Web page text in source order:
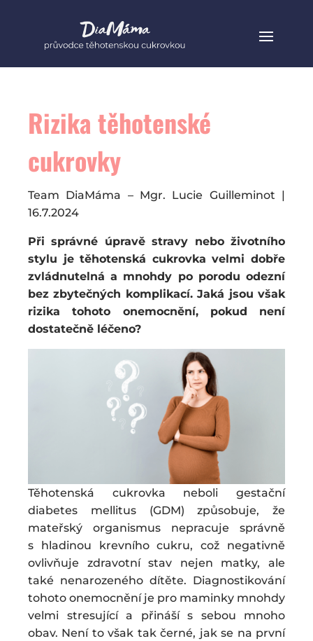
Rizika těhotenské
cukrovky
Team DiaMáma – Mgr. Lucie Guilleminot |
16.7.2024
Při správné úpravě stravy nebo životního
stylu je těhotenská cukrovka velmi dobře
zvládnutelná a mnohdy po porodu odezní
bez zbytečných komplikací. Jaká jsou však
rizika tohoto onemocnění, pokud není
dostatečně léčeno?
Těhotenská cukrovka neboli gestační
diabetes mellitus (GDM) způsobuje, že
mateřský organismus nepracuje správně
s hladinou krevního cukru, což negativně
ovlivňuje zdravotní stav nejen matky, ale
také nenarozeného dítěte. Diagnostikování
tohoto onemocnění je pro maminky mnohdy
velmi stresující a přináší s sebou mnoho
obav. Není to však tak černé, jak se na první